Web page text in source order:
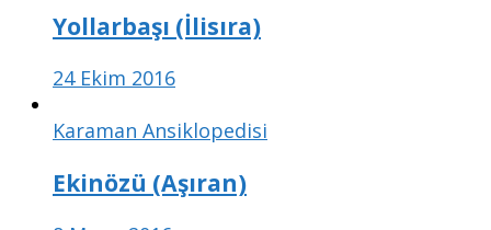
Yollarbaşı (İlisıra)
24 Ekim 2016
Karaman Ansiklopedisi
Ekinözü (Aşıran)